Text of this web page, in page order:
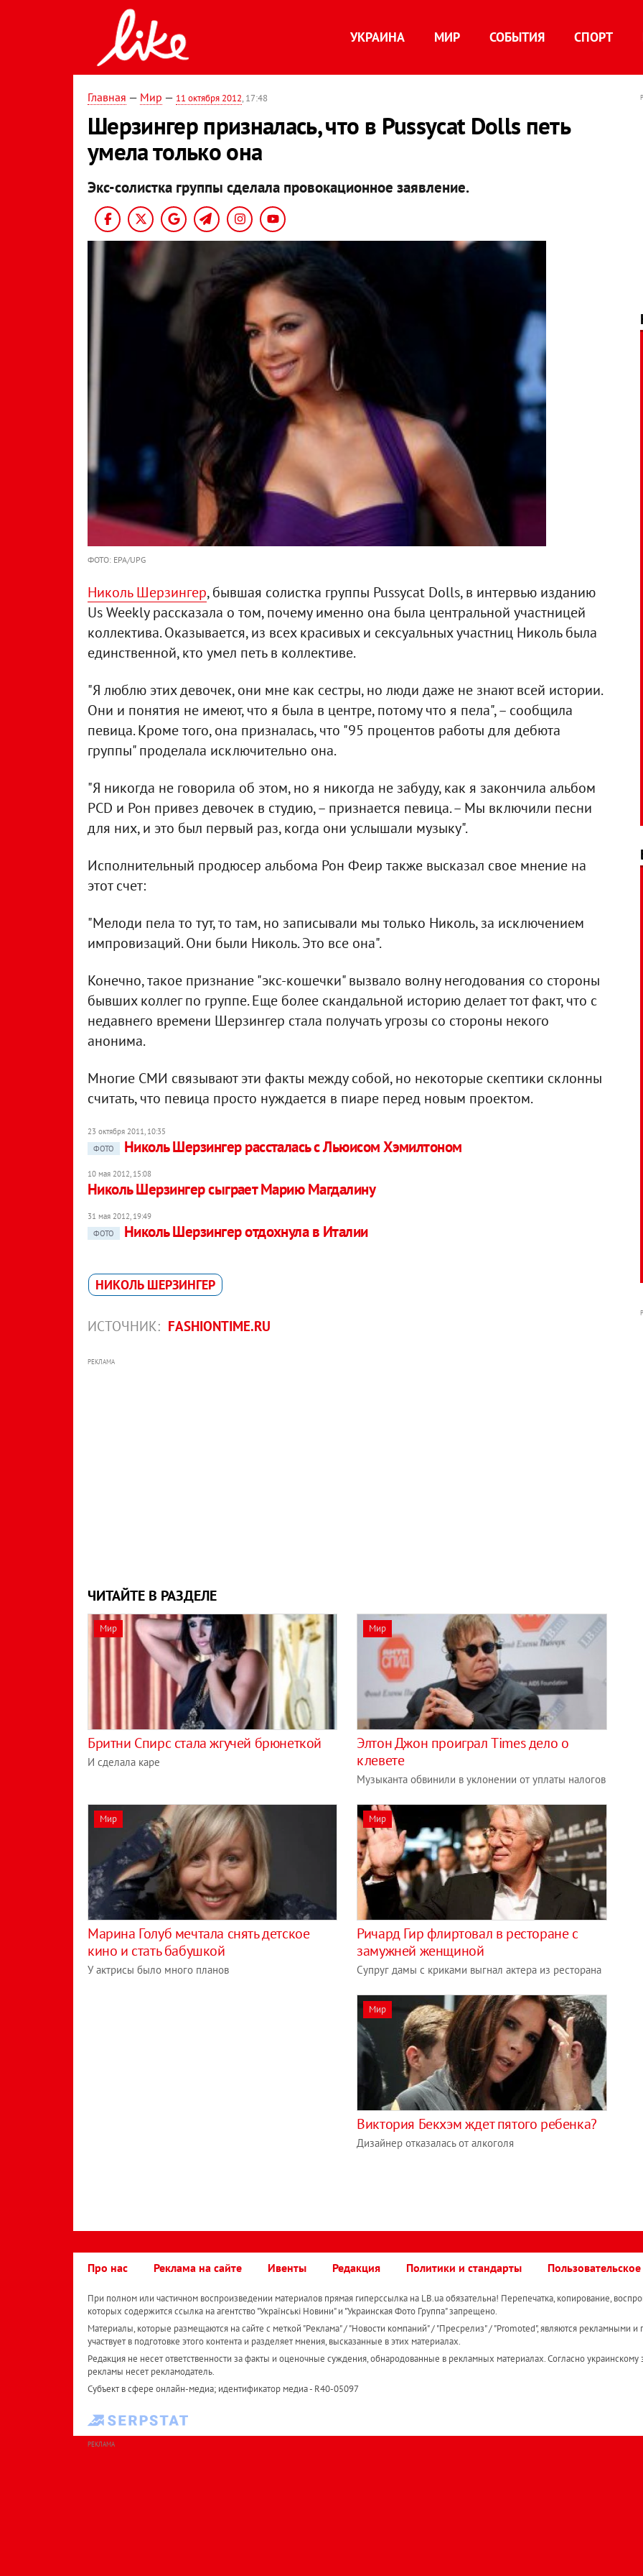
УКРАИНА МИР СОБЫТИЯ СПОРТ
Главная — Мир — 11 октября 2012, 17:48
Шерзингер призналась, что в Pussycat Dolls петь
умела только она
Экс-солистка группы сделала провокационное заявление.
ФОТО: EPA/UPG
Николь Шерзингер, бывшая солистка группы Pussycat Dolls, в интервью изданию
Us Weekly рассказала о том, почему именно она была центральной участницей
коллектива. Оказывается, из всех красивых и сексуальных участниц Николь была
единственной, кто умел петь в коллективе.
"Я люблю этих девочек, они мне как сестры, но люди даже не знают всей истории.
Они и понятия не имеют, что я была в центре, потому что я пела", – сообщила
певица. Кроме того, она призналась, что "95 процентов работы для дебюта
группы" проделала исключительно она.
"Я никогда не говорила об этом, но я никогда не забуду, как я закончила альбом
PCD и Рон привез девочек в студию, – признается певица. – Мы включили песни
для них, и это был первый раз, когда они услышали музыку".
Исполнительный продюсер альбома Рон Феир также высказал свое мнение на
этот счет:
"Мелоди пела то тут, то там, но записывали мы только Николь, за исключением
импровизаций. Они были Николь. Это все она".
Конечно, такое признание "экс-кошечки" вызвало волну негодования со стороны
бывших коллег по группе. Еще более скандальной историю делает тот факт, что с
недавнего времени Шерзингер стала получать угрозы со стороны некого
анонима.
Многие СМИ связывают эти факты между собой, но некоторые скептики склонны
считать, что певица просто нуждается в пиаре перед новым проектом.
23 октября 2011, 10:35
ФОТО
Николь Шерзингер рассталась с Льюисом Хэмилтоном
10 мая 2012, 15:08
Николь Шерзингер сыграет Марию Магдалину
31 мая 2012, 19:49
ФОТО
Николь Шерзингер отдохнула в Италии
НИКОЛЬ ШЕРЗИНГЕР
ИСТОЧНИК: FASHIONTIME.RU
РЕКЛАМА
ЧИТАЙТЕ В РАЗДЕЛЕ
Мир
Бритни Спирс стала жгучей брюнеткой
И сделала каре
Мир
Элтон Джон проиграл Times дело о
клевете
Музыканта обвинили в уклонении от уплаты налогов
Мир
Марина Голуб мечтала снять детское
кино и стать бабушкой
У актрисы было много планов
Мир
Ричард Гир флиртовал в ресторане с
замужней женщиной
Супруг дамы с криками выгнал актера из ресторана
Мир
Виктория Бекхэм ждет пятого ребенка?
Дизайнер отказалась от алкоголя
Про нас Реклама на сайте Ивенты Редакция Политики и стандарты
При полном или частичном воспроизведении материалов прямая гиперссылка на LB.ua обязательна! Перепечатка, копирование,
которых содержится ссылка на агентство "Українськi Новини" и "Украинская Фото Группа" запрещено.
Материалы, которые размещаются на сайте с меткой "Реклама" / "Новости компаний" / "Пресрелиз" / "Promoted", являются рекламными и
участвует в подготовке этого контента и разделяет мнения, высказанные в этих материалах.
Редакция не несет ответственности за факты и оценочные суждения, обнародованные в рекламных материалах. Согласно украинскому
рекламы несет рекламодатель.
Субъект в сфере онлайн-медиа; идентификатор медиа - R40-05097
РЕКЛАМА